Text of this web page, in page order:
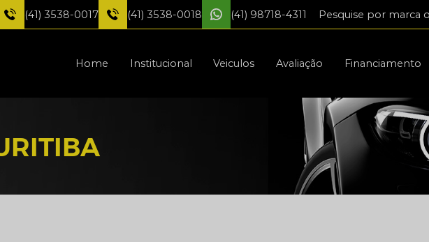
(41) 3538-0017 (41) 3538-0018 (41) 98718-4311
Home Institucional Veiculos Avaliação Financiamento